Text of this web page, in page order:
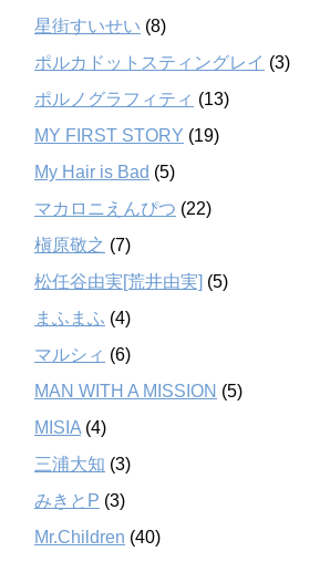
星街すいせい (8)
ポルカドットスティングレイ (3)
ポルノグラフィティ (13)
MY FIRST STORY (19)
My Hair is Bad (5)
マカロニえんぴつ (22)
槇原敬之 (7)
松任谷由実[荒井由実] (5)
まふまふ (4)
マルシィ (6)
MAN WITH A MISSION (5)
MISIA (4)
三浦大知 (3)
みきとP (3)
Mr.Children (40)